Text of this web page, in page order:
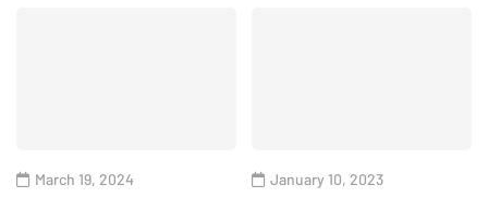
March 19, 2024 January 10, 2023